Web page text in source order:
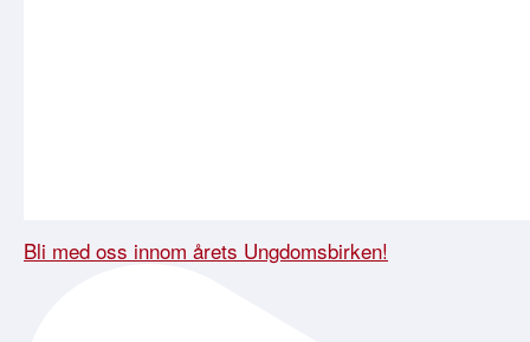
Bli med oss innom årets Ungdomsbirken!